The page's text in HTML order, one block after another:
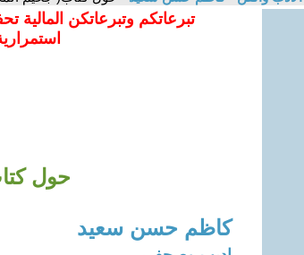
تبرعاتكم وتبرعاتكن المالية
حول
كاظم حسن سعيد